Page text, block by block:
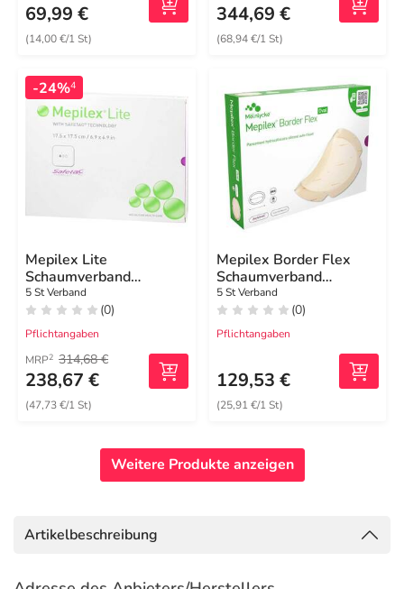
69,99 €
(14,00 €/1 St)
344,69 €
(68,94 €/1 St)
-24%4
Mepilex Lite
Schaumverband
17,5x17,5cm steril
5 St Verband
(0)
Pflichtangaben
MRP2 314,68 €
238,67 €
(47,73 €/1 St)
Mepilex Border Flex
Schaumverband
haft.7,8x10 cm oval
5 St Verband
(0)
Pflichtangaben
129,53 €
(25,91 €/1 St)
Weitere Produkte anzeigen
Artikelbeschreibung